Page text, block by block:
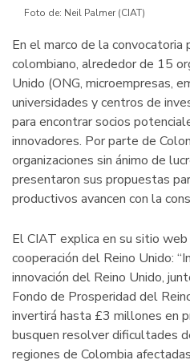
Foto de: Neil Palmer (CIAT)
En el marco de la
colombiano, alrededor de 15
Unido (ONG, microempresas,
universidades y centros de
para encontrar socios
innovadores. Por parte de
organizaciones sin ánimo de
presentaron sus propuestas
productivos avancen con la
El CIAT explica en su sitio
cooperación del Reino Unido:
innovación del Reino Unido,
Fondo de Prosperidad del
invertirá hasta £3 millones en
busquen resolver dificultades
regiones de Colombia